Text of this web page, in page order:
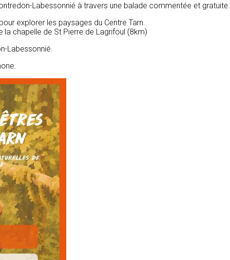
Labessonnié à travers une balade commentée et gratuite.
explorer les paysages du Centre Tarn.
chapelle de St Pierre de Lagrifoul (8km)
Labessonnié.